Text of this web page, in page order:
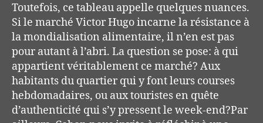
Toutefois, ce tableau appelle quelques nuances.
Si le marché Victor Hugo incarne la résistance à
la mondialisation alimentaire, il n’en est pas
pour autant à l’abri. La question se pose: à qui
appartient véritablement ce marché? Aux
habitants du quartier qui y font leurs courses
hebdomadaires, ou aux touristes en quête
d’authenticité qui s’y pressent le week-end?Par